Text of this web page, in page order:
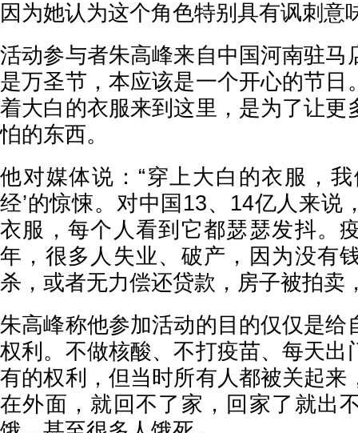
因为她认为这个角色特别具有讽刺意
活动参与者朱高峰来自中国河南驻马
是万圣节，本应该是一个开心的节日
着大白的衣服来到这里，是为了让更
怕的东西。
他对媒体说：“穿上大白的衣服，
经’的惊悚。对中国13、14亿人来说
衣服，每个人看到它都瑟瑟发抖。
年，很多人失业、破产，因为没有
杀，或者无力偿还贷款，房子被拍卖
朱高峰称他参加活动的目的仅仅是给
权利。不做核酸、不打疫苗、每天出
有的权利，但当时所有人都被关起来
在外面，就回不了家，回家了就出